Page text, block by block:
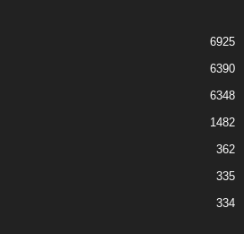
6925
6390
6348
1482
362
335
334